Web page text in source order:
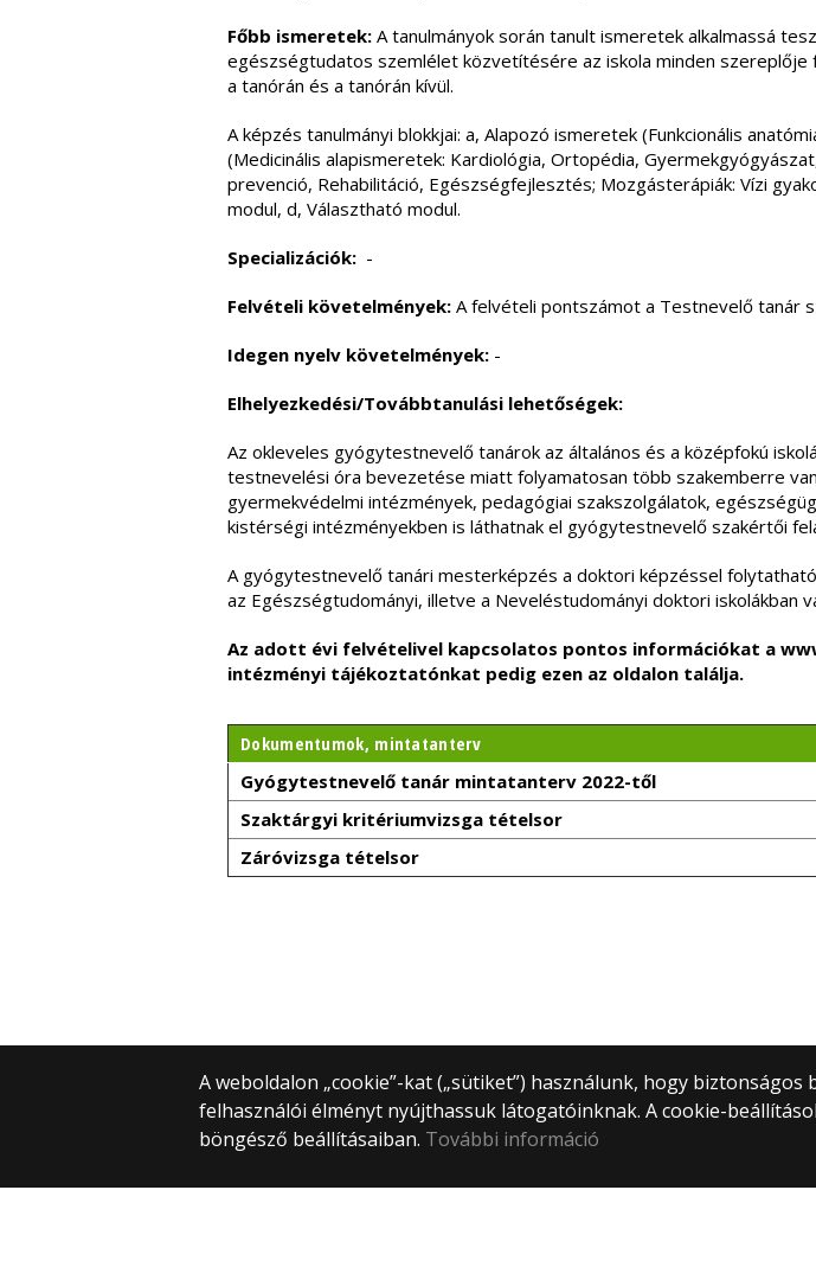
Főbb ismeretek: A tanulmányok során tanult ismeretek alkalmassá
egészségtudatos szemlélet közvetítésére az iskola minden
a tanórán és a tanórán kívül.
A képzés tanulmányi blokkjai: a, Alapozó ismeretek (Funkcionális
(Medicinális alapismeretek: Kardiológia, Ortopédia,
prevenció, Rehabilitáció, Egészségfejlesztés; Mozgásterápiák: Vízi
modul, d, Választható modul.
Specializációk: -
Felvételi követelmények: A felvételi pontszámot a Testnevelő tanár
Idegen nyelv követelmények: -
Elhelyezkedési/Továbbtanulási lehetőségek:
Az okleveles gyógytestnevelő tanárok az általános és a középfokú
testnevelési óra bevezetése miatt folyamatosan több szakemberre
gyermekvédelmi intézmények, pedagógiai szakszolgálatok,
kistérségi intézményekben is láthatnak el gyógytestnevelő szakértői
A gyógytestnevelő tanári mesterképzés a doktori képzéssel
az Egészségtudományi, illetve a Neveléstudományi doktori iskolákban
Az adott évi felvételivel kapcsolatos pontos információkat a
intézményi tájékoztatónkat pedig ezen az oldalon találja.
Dokumentumok, mintatanterv
Gyógytestnevelő tanár mintatanterv 2022-től
Szaktárgyi kritériumvizsga tételsor
Záróvizsga tételsor
A weboldalon „cookie”-kat („sütiket”) használunk, hogy
felhasználói élményt nyújthassuk látogatóinknak. A cookie-
böngésző beállításaiban. További információ
© 2025 Eötvös Loránd Tudományegyetem